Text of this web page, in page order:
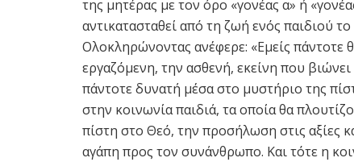
της μητέρας με τον όρο «γονέας α» ή
αντικατασταθεί από τη ζωή ενός παιδιού
Ολοκληρώνοντας ανέφερε: «Εμείς πάντοτε
εργαζόμενη, την ασθενή, εκείνη που
πάντοτε δυνατή μέσα στο μυστήριο της
στην κοινωνία παιδιά, τα οποία θα
πίστη στο Θεό, την προσήλωση στις αξίες
αγάπη προς τον συνάνθρωπο. Και τότε η